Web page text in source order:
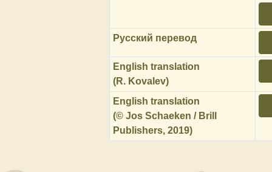
Русский перевод
English translation
(R. Kovalev)
English translation
(© Jos Schaeken / Brill
Publishers, 2019)